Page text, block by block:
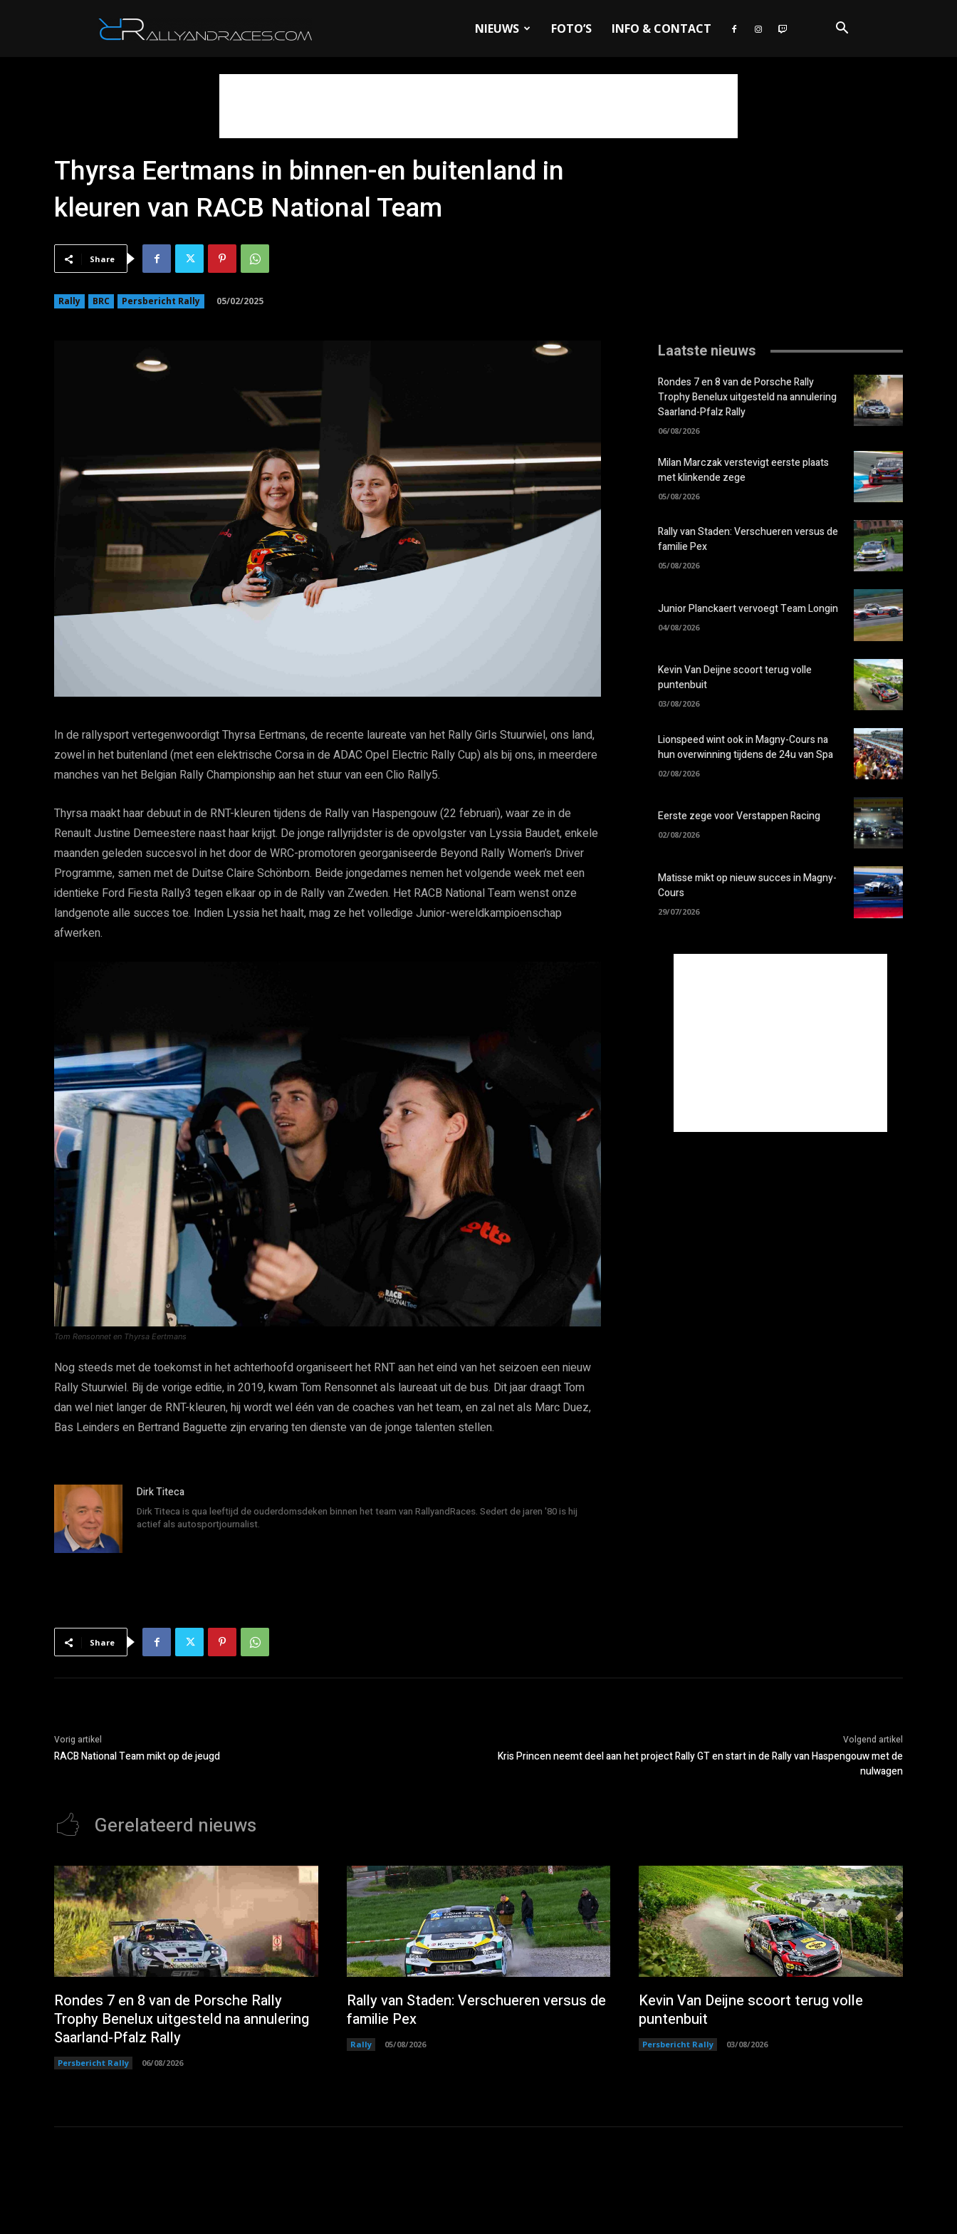
NIEUWS FOTO’S INFO & CONTACT
Thyrsa Eertmans in binnen-en buitenland in
kleuren van RACB National Team
Share
Rally BRC Persbericht Rally 05/02/2025
In de rallysport vertegenwoordigt Thyrsa Eertmans, de recente laureate van het Rally Girls Stuurwiel, ons land,
zowel in het buitenland (met een elektrische Corsa in de ADAC Opel Electric Rally Cup) als bij ons, in meerdere
manches van het Belgian Rally Championship aan het stuur van een Clio Rally5.
Thyrsa maakt haar debuut in de RNT-kleuren tijdens de Rally van Haspengouw (22 februari), waar ze in de
Renault Justine Demeestere naast haar krijgt. De jonge rallyrijdster is de opvolgster van Lyssia Baudet, enkele
maanden geleden succesvol in het door de WRC-promotoren georganiseerde Beyond Rally Women’s Driver
Programme, samen met de Duitse Claire Schönborn. Beide jongedames nemen het volgende week met een
identieke Ford Fiesta Rally3 tegen elkaar op in de Rally van Zweden. Het RACB National Team wenst onze
landgenote alle succes toe. Indien Lyssia het haalt, mag ze het volledige Junior-wereldkampioenschap
afwerken.
Tom Rensonnet en Thyrsa Eertmans
Nog steeds met de toekomst in het achterhoofd organiseert het RNT aan het eind van het seizoen een nieuw
Rally Stuurwiel. Bij de vorige editie, in 2019, kwam Tom Rensonnet als laureaat uit de bus. Dit jaar draagt Tom
dan wel niet langer de RNT-kleuren, hij wordt wel één van de coaches van het team, en zal net als Marc Duez,
Bas Leinders en Bertrand Baguette zijn ervaring ten dienste van de jonge talenten stellen.
Dirk Titeca
Dirk Titeca is qua leeftijd de ouderdomsdeken binnen het team van RallyandRaces. Sedert de jaren '80 is hij
actief als autosportjournalist.
Laatste nieuws
Rondes 7 en 8 van de Porsche Rally
Trophy Benelux uitgesteld na annulering
Saarland-Pfalz Rally
06/08/2026
Milan Marczak verstevigt eerste plaats
met klinkende zege
05/08/2026
Rally van Staden: Verschueren versus de
familie Pex
05/08/2026
Junior Planckaert vervoegt Team Longin
04/08/2026
Kevin Van Deijne scoort terug volle
puntenbuit
03/08/2026
Lionspeed wint ook in Magny-Cours na
hun overwinning tijdens de 24u van Spa
02/08/2026
Eerste zege voor Verstappen Racing
02/08/2026
Matisse mikt op nieuw succes in Magny-
Cours
29/07/2026
Share
Vorig artikel
RACB National Team mikt op de jeugd
Volgend artikel
Kris Princen neemt deel aan het project Rally GT en start in de Rally van Haspengouw met de
nulwagen
Gerelateerd nieuws
Rondes 7 en 8 van de Porsche Rally
Trophy Benelux uitgesteld na annulering
Saarland-Pfalz Rally
Persbericht Rally 06/08/2026
Rally van Staden: Verschueren versus de
familie Pex
Rally 05/08/2026
Kevin Van Deijne scoort terug volle
puntenbuit
Persbericht Rally 03/08/2026